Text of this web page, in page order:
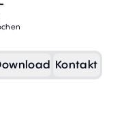
Kontakt